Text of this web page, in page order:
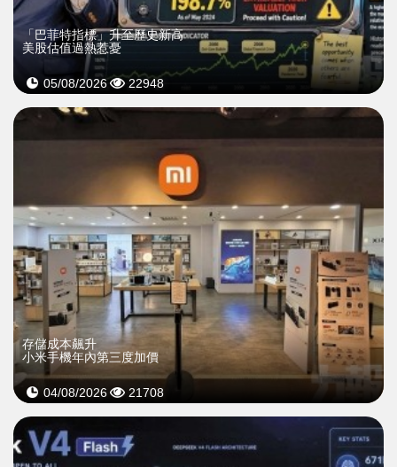
「巴菲特指標」升至歷史新高
美股估值過熱惹憂
05/08/2026 22948
存儲成本飆升
小米手機年內第三度加價
04/08/2026 21708